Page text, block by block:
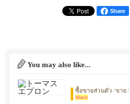
Share
You may also like...
ซื้อขายส่วนตัว /ขาย /
Match